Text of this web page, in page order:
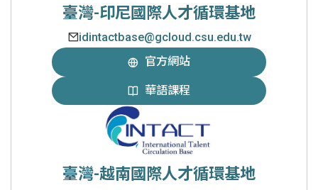
臺灣-印尼國際人才循環基地
idintactbase@gcloud.csu.edu.tw
官方網站
華語課程
臺灣-越南國際人才循環基地